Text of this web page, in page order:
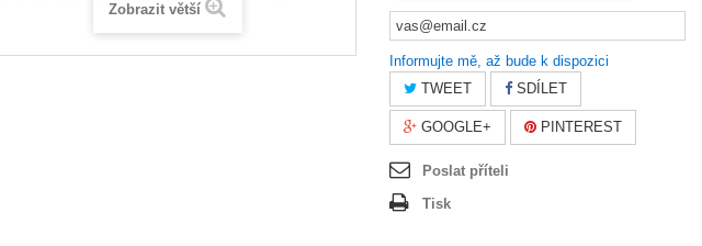
Zobrazit větší
Informujte mě, až bude k dispozici
TWEET
SDÍLET
GOOGLE+ PINTEREST
Poslat příteli
Tisk